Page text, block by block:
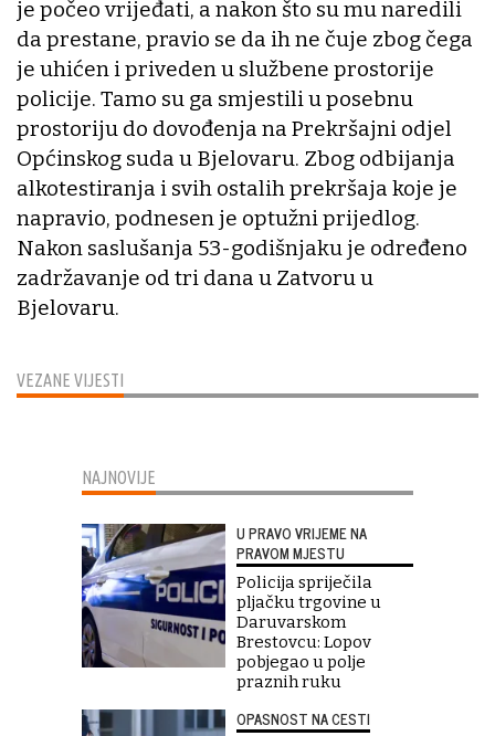
VEZANE VIJESTI
je počeo vrijeđati, a nakon što su mu naredili
da prestane, pravio se da ih ne čuje zbog čega
je uhićen i priveden u službene prostorije
policije. Tamo su ga smjestili u posebnu
prostoriju do dovođenja na Prekršajni odjel
Općinskog suda u Bjelovaru. Zbog odbijanja
alkotestiranja i svih ostalih prekršaja koje je
napravio, podnesen je optužni prijedlog.
Nakon saslušanja 53-godišnjaku je određeno
zadržavanje od tri dana u Zatvoru u
Bjelovaru.
NAJNOVIJE
U PRAVO VRIJEME NA
PRAVOM MJESTU
Policija spriječila
pljačku trgovine u
Daruvarskom
Brestovcu: Lopov
pobjegao u polje
praznih ruku
OPASNOST NA CESTI